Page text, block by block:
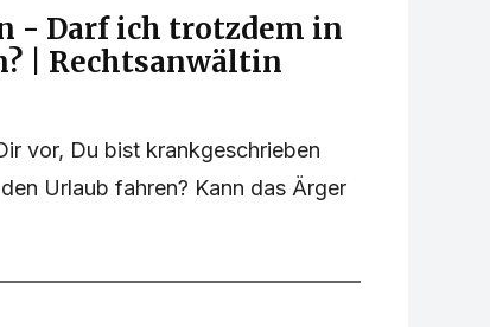
- Darf ich trotzdem in
| Rechtsanwältin
vor, Du bist krankgeschrieben
Urlaub fahren? Kann das Ärger